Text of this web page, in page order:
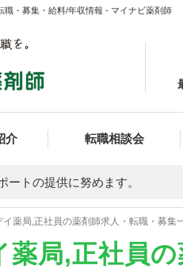
・募集・給料/年収情報 - マイナビ薬剤師
介 転職相談会
ートの提供に努めます。
イ薬局,正社員の薬剤師求人・転職・募集
薬局,正社員